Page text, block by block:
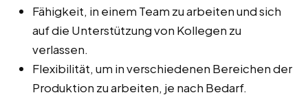
Fähigkeit, in einem Team zu arbeiten und sich
auf die Unterstützung von Kollegen zu
verlassen.
Flexibilität, um in verschiedenen Bereichen der
Produktion zu arbeiten, je nach Bedarf.